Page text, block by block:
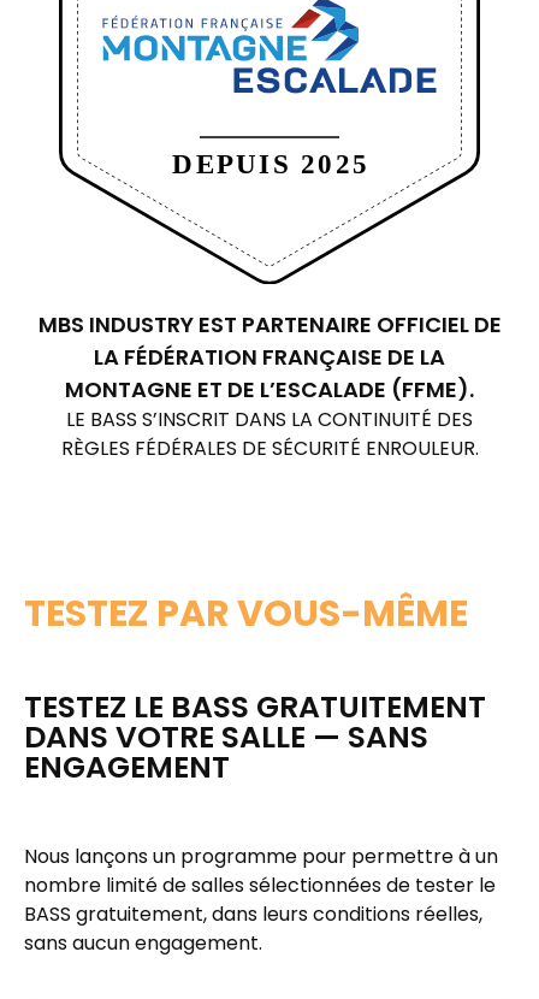
MBS INDUSTRY EST PARTENAIRE OFFICIEL DE
LA FÉDÉRATION FRANÇAISE DE LA
MONTAGNE ET DE L’ESCALADE (FFME).
LE BASS S’INSCRIT DANS LA CONTINUITÉ DES
RÈGLES FÉDÉRALES DE SÉCURITÉ ENROULEUR.
TESTEZ PAR VOUS-MÊME
TESTEZ LE BASS GRATUITEMENT
DANS VOTRE SALLE — SANS
ENGAGEMENT
Nous lançons un programme pour permettre à un
nombre limité de salles sélectionnées de tester le
BASS gratuitement, dans leurs conditions réelles,
sans aucun engagement.